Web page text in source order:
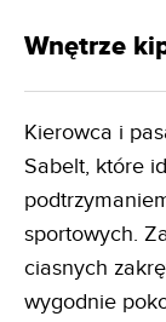
Wnętrze
Kierowca i
Sabelt, które
sportowych.
ciasnych
wygodnie